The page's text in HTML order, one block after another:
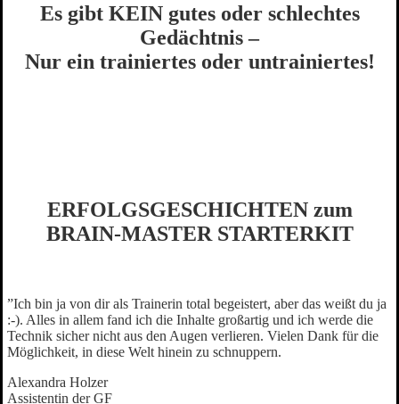
Es gibt KEIN gutes oder schlechtes
Gedächtnis –
Nur ein trainiertes oder untrainiertes!
ERFOLGSGESCHICHTEN zum
BRAIN-MASTER STARTERKIT
”Ich bin ja von dir als Trainerin total begeistert, aber das weißt du ja
:-). Alles in allem fand ich die Inhalte großartig und ich werde die
Technik sicher nicht aus den Augen verlieren. Vielen Dank für die
Möglichkeit, in diese Welt hinein zu schnuppern.
Alexandra Holzer
Assistentin der GF